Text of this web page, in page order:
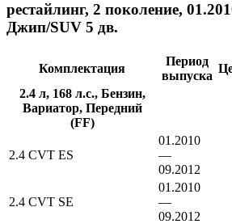
рестайлинг, 2 поколение,
Джип/SUV 5 дв.
Комплектация
Период
выпуска
2.4 л, 168 л.с., Бензин,
Вариатор, Передний
(FF)
2.4 CVT ES
01.2010
—
09.2012
2.4 CVT SE
01.2010
—
09.2012